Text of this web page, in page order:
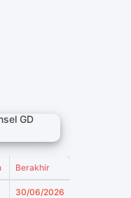
GD
Berakhir
30/06/2026